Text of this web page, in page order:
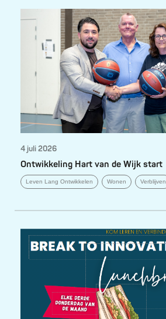
4 juli 2026
Ontwikkeling Hart van de Wijk start
Leven Lang Ontwikkelen Wonen Verblijven